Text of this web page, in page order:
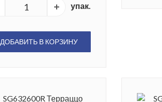
упак.
ДОБАВИТЬ В КОРЗИНУ